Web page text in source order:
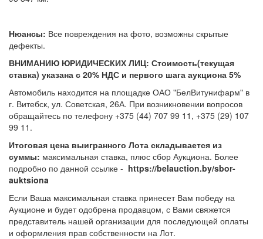
Нюансы: Все повреждения на фото, возможны скрытые
дефекты.
ВНИМАНИЮ ЮРИДИЧЕСКИХ ЛИЦ: Стоимость(текущая
ставка) указана с 20% НДС и первого шага аукциона 5%
Автомобиль находится на площадке ОАО "БелВитунифарм" в
г. Витебск, ул. Советская, 26А. При возникновении вопросов
обращайтесь по телефону +375 (44) 707 99 11, +375 (29) 107
99 11.
Итоговая цена выигранного Лота складывается из
суммы: максимальная ставка, плюс сбор Аукциона. Более
подробно по данной ссылке - https://belauction.by/sbor-
auktsiona
Если Ваша максимальная ставка принесет Вам победу на
Аукционе и будет одобрена продавцом, с Вами свяжется
представитель нашей организации для последующей оплаты
и оформления прав собственности на Лот.